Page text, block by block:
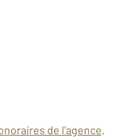
de l'agence,